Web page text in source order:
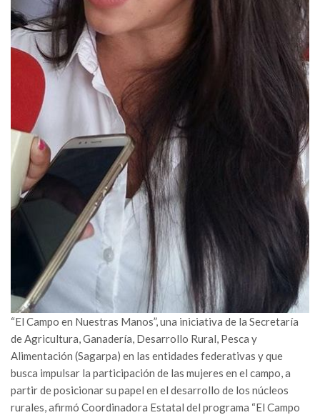
“El Campo en Nuestras Manos”, una iniciativa de la Secretaría
de Agricultura, Ganadería, Desarrollo Rural, Pesca y
Alimentación (Sagarpa) en las entidades federativas y que
busca impulsar la participación de las mujeres en el campo, a
partir de posicionar su papel en el desarrollo de los núcleos
rurales, afirmó Coordinadora Estatal del programa “El Campo